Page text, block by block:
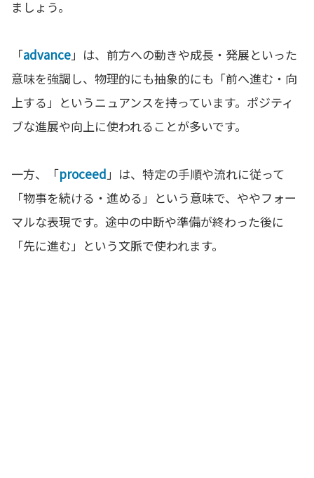
ましょう。
「advance」は、前方への動きや成長・発展といった
意味を強調し、物理的にも抽象的にも「前へ進む・向
上する」というニュアンスを持っています。ポジティ
ブな進展や向上に使われることが多いです。
一方、「proceed」は、特定の手順や流れに従って
「物事を続ける・進める」という意味で、ややフォー
マルな表現です。途中の中断や準備が終わった後に
「先に進む」という文脈で使われます。